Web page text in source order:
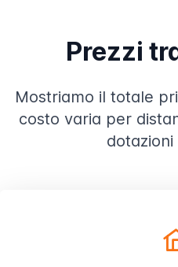
Prezzi
Mostriamo il totale
costo varia per
dotazioni